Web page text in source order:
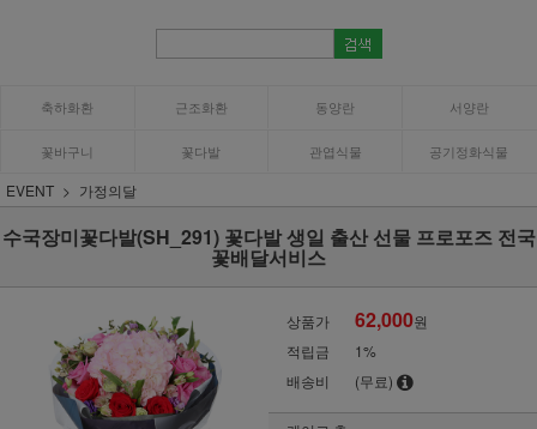
축하화환 근조화환 동양란 서양란
꽃바구니 꽃다발 관엽식물 공기정화식물
EVENT 가정의달
수국장미꽃다발(SH_291) 꽃다발 생일 출산 선물 프로포즈 전국
꽃배달서비스
상품가 62,000원
적립금
1%
배송비
(무료)